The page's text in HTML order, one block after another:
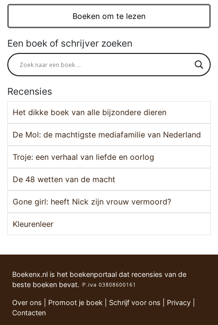
Boeken om te lezen
Een boek of schrijver zoeken
Recensies
Het dikke boek van alle bijzondere dieren
De Mol: de machtigste mediafamilie van Nederland
Troje: een verhaal van liefde en oorlog
De 48 wetten van de macht
Gone girl: heeft Nick zijn vrouw vermoord?
Kleurenleer
Boekenx.nl is het boekenportaal dat recensies van de
beste boeken bevat.
Over ons Promoot je boek Schrijf voor ons Privacy
Contacten